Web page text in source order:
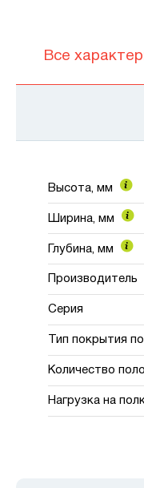
Все
Высота, мм
Ширина, мм
Глубина, мм
Производитель
Серия
Тип покрытия
Количество
Нагрузка на